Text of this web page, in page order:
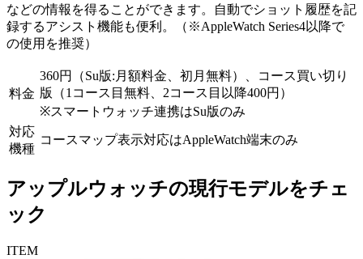
などの情報を得ることができます。自動でショット履歴を記
録するアシスト機能も便利。（※AppleWatch Series4以降で
の使用を推奨）
料金
360円（Su版:月額料金、初月無料）、コース買い切り
版（1コース目無料、2コース目以降400円）
※スマートウォッチ連携はSu版のみ
対応
機種
コースマップ表示対応はAppleWatch端末のみ
アップルウォッチの現行モデルをチェ
ック
ITEM